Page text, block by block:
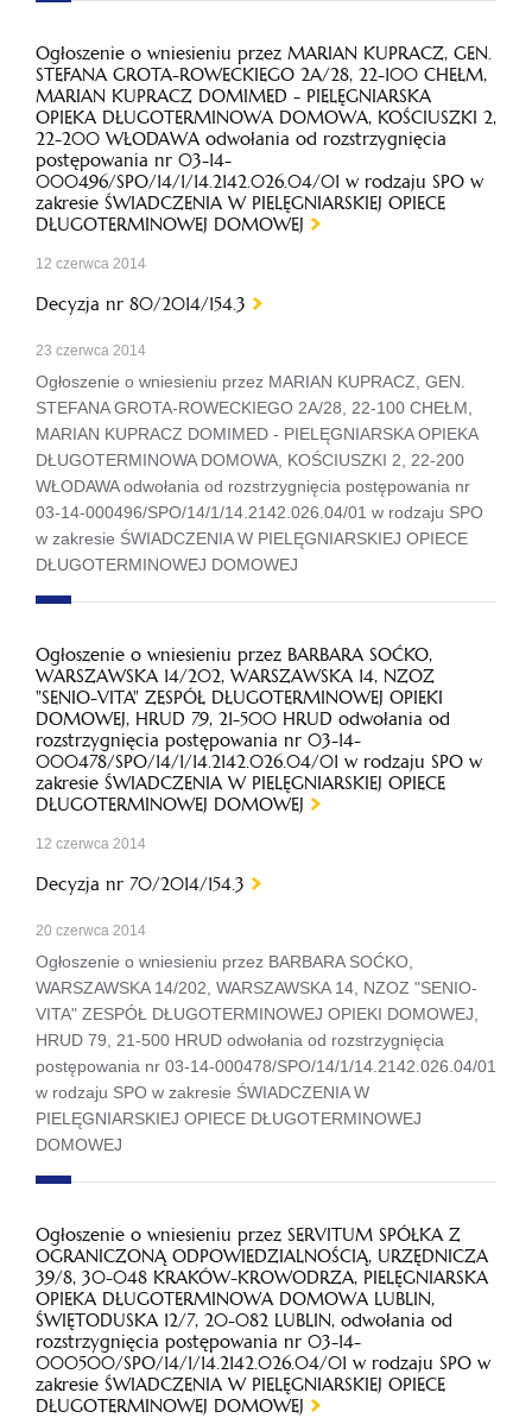
Ogłoszenie o wniesieniu przez MARIAN KUPRACZ, GEN.
STEFANA GROTA-ROWECKIEGO 2A/28, 22-100 CHEŁM,
MARIAN KUPRACZ DOMIMED - PIELĘGNIARSKA
OPIEKA DŁUGOTERMINOWA DOMOWA, KOŚCIUSZKI 2,
22-200 WŁODAWA odwołania od rozstrzygnięcia
postępowania nr 03-14-
000496/SPO/14/1/14.2142.026.04/01 w rodzaju SPO w
zakresie ŚWIADCZENIA W PIELĘGNIARSKIEJ OPIECE
DŁUGOTERMINOWEJ DOMOWEJ
12 czerwca 2014
Decyzja nr 80/2014/154.3
23 czerwca 2014
Ogłoszenie o wniesieniu przez MARIAN KUPRACZ, GEN.
STEFANA GROTA-ROWECKIEGO 2A/28, 22-100 CHEŁM,
MARIAN KUPRACZ DOMIMED - PIELĘGNIARSKA OPIEKA
DŁUGOTERMINOWA DOMOWA, KOŚCIUSZKI 2, 22-200
WŁODAWA odwołania od rozstrzygnięcia postępowania nr
03-14-000496/SPO/14/1/14.2142.026.04/01 w rodzaju SPO
w zakresie ŚWIADCZENIA W PIELĘGNIARSKIEJ OPIECE
DŁUGOTERMINOWEJ DOMOWEJ
Ogłoszenie o wniesieniu przez BARBARA SOĆKO,
WARSZAWSKA 14/202, WARSZAWSKA 14, NZOZ
"SENIO-VITA" ZESPÓŁ DŁUGOTERMINOWEJ OPIEKI
DOMOWEJ, HRUD 79, 21-500 HRUD odwołania od
rozstrzygnięcia postępowania nr 03-14-
000478/SPO/14/1/14.2142.026.04/01 w rodzaju SPO w
zakresie ŚWIADCZENIA W PIELĘGNIARSKIEJ OPIECE
DŁUGOTERMINOWEJ DOMOWEJ
12 czerwca 2014
Decyzja nr 70/2014/154.3
20 czerwca 2014
Ogłoszenie o wniesieniu przez BARBARA SOĆKO,
WARSZAWSKA 14/202, WARSZAWSKA 14, NZOZ "SENIO-
VITA" ZESPÓŁ DŁUGOTERMINOWEJ OPIEKI DOMOWEJ,
HRUD 79, 21-500 HRUD odwołania od rozstrzygnięcia
postępowania nr 03-14-000478/SPO/14/1/14.2142.026.04/01
w rodzaju SPO w zakresie ŚWIADCZENIA W
PIELĘGNIARSKIEJ OPIECE DŁUGOTERMINOWEJ
DOMOWEJ
Ogłoszenie o wniesieniu przez SERVITUM SPÓŁKA Z
OGRANICZONĄ ODPOWIEDZIALNOŚCIĄ, URZĘDNICZA
39/8, 30-048 KRAKÓW-KROWODRZA, PIELĘGNIARSKA
OPIEKA DŁUGOTERMINOWA DOMOWA LUBLIN,
ŚWIĘTODUSKA 12/7, 20-082 LUBLIN, odwołania od
rozstrzygnięcia postępowania nr 03-14-
000500/SPO/14/1/14.2142.026.04/01 w rodzaju SPO w
zakresie ŚWIADCZENIA W PIELĘGNIARSKIEJ OPIECE
DŁUGOTERMINOWEJ DOMOWEJ